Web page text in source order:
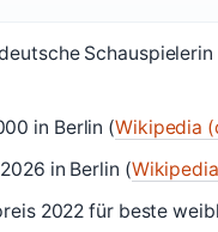
in Berlin (Wikipedia
in Berlin (
2022 für beste